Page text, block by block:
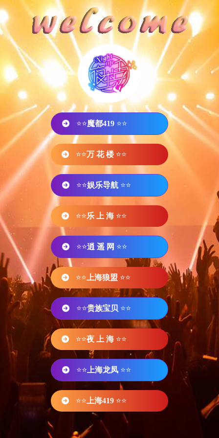
⭐⭐魔都419 ⭐⭐
⭐⭐万 花 楼 ⭐⭐
⭐⭐娱乐导航 ⭐⭐
⭐⭐乐 上 海 ⭐⭐
⭐⭐逍 遥 网 ⭐⭐
⭐⭐ 上海狼盟 ⭐⭐
⭐⭐贵族宝贝 ⭐⭐
⭐⭐夜 上 海 ⭐⭐
⭐⭐ 上海龙凤 ⭐⭐
⭐⭐ 上海419 ⭐⭐